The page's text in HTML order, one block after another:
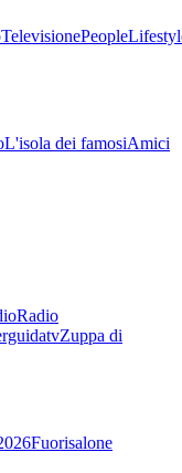
TelevisionePeople
L'isola dei famosiAmici
Radio
Zuppa di
Fuorisalone